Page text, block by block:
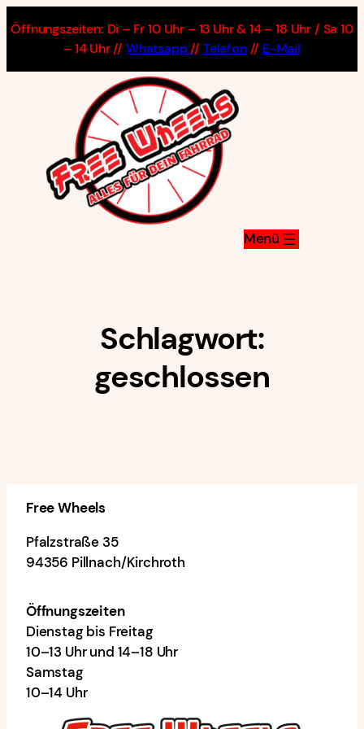
Inhalt
Öffnungszeiten: Di – Fr 10 Uhr – 13 Uhr & 14 – 18 Uhr / Sa 10
– 14 Uhr // Whatsapp// Telefon// E-Mail
Schlagwort:
geschlossen
Free Wheels
Pfalzstraße 35
94356 Pillnach/Kirchroth
Öffnungszeiten
Dienstag bis Freitag
10–13 Uhr und 14–18 Uhr
Samstag
10–14 Uhr